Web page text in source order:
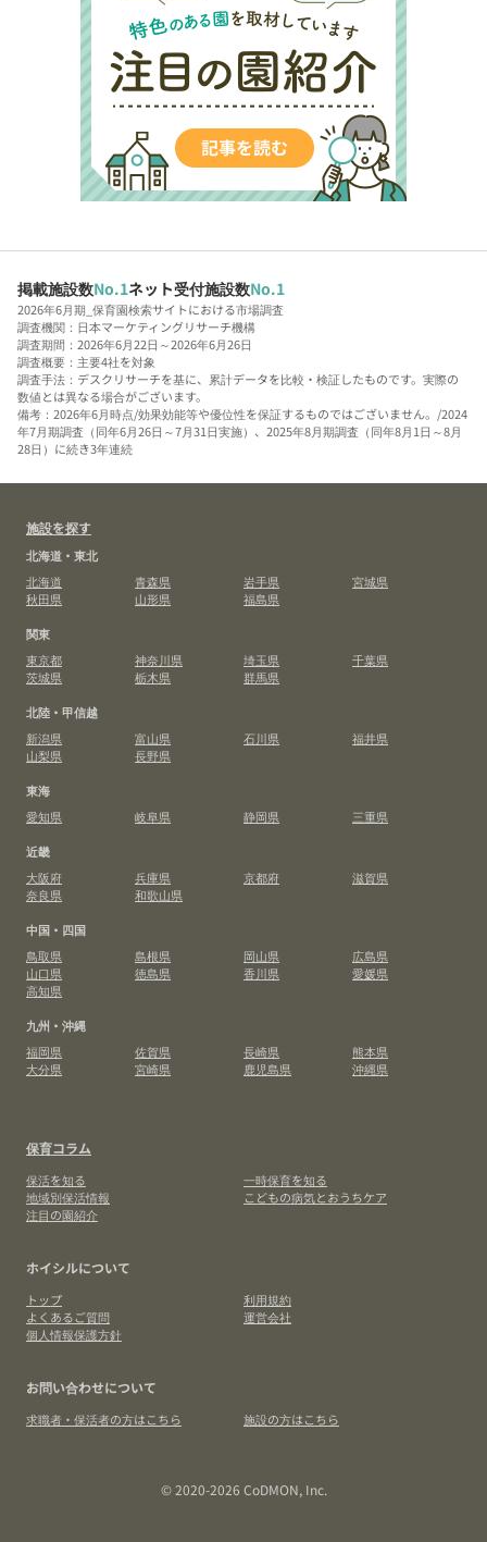
掲載施設数No.1ネット受付施設数No.1
2026年6月期_保育園検索サイトにおける市場調査
調査機関：日本マーケティングリサーチ機構
調査期間：2026年6月22日～2026年6月26日
調査概要：主要4社を対象
調査手法：デスクリサーチを基に、累計データを比較・検証したものです。実際の
数値とは異なる場合がございます。
備考：2026年6月時点/効果効能等や優位性を保証するものではございません。/2024
年7月期調査（同年6月26日～7月31日実施）、2025年8月期調査（同年8月1日～8月
28日）に続き3年連続
施設を探す
北海道・東北
北海道
青森県 岩手県
宮城県
秋田県
山形県
福島県
関東
東京都
神奈川県 埼玉県
千葉県
茨城県
栃木県
群馬県
北陸・甲信越
新潟県
富山県 石川県
福井県
山梨県
長野県
東海
愛知県
岐阜県 静岡県
三重県
近畿
大阪府
兵庫県 京都府
滋賀県
奈良県
和歌山県
中国・四国
鳥取県
島根県 岡山県
広島県
山口県
徳島県 香川県
愛媛県
高知県
九州・沖縄
福岡県
佐賀県 長崎県
熊本県
大分県
宮崎県 鹿児島県 沖縄県
保育コラム
保活を知る
一時保育を知る
地域別保活情報
こどもの病気とおうちケア
注目の園紹介
ホイシルについて
トップ
利用規約
よくあるご質問
運営会社
個人情報保護方針
お問い合わせについて
求職者・保活者の方はこちら 施設の方はこちら
© 2020-2026 CoDMON, Inc.